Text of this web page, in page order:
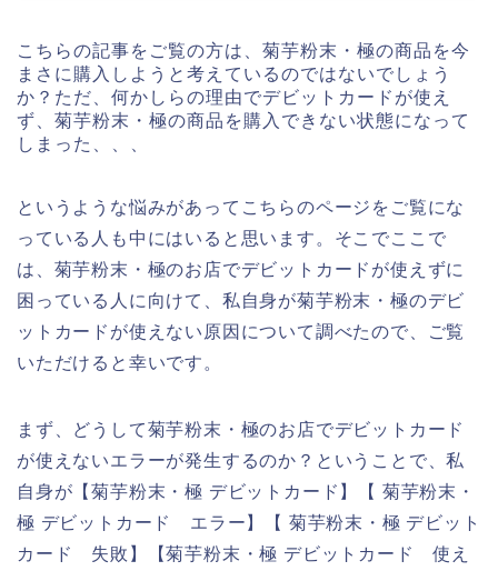
こちらの記事をご覧の方は、菊芋粉末・極の商品を今
まさに購入しようと考えているのではないでしょう
か？ただ、何かしらの理由でデビットカードが使え
ず、菊芋粉末・極の商品を購入できない状態になって
しまった、、、
というような悩みがあってこちらのページをご覧にな
っている人も中にはいると思います。そこでここで
は、菊芋粉末・極のお店でデビットカードが使えずに
困っている人に向けて、私自身が菊芋粉末・極のデビ
ットカードが使えない原因について調べたので、ご覧
いただけると幸いです。
まず、どうして菊芋粉末・極のお店でデビットカード
が使えないエラーが発生するのか？ということで、私
自身が【菊芋粉末・極 デビットカード】【 菊芋粉末・
極 デビットカード エラー】【 菊芋粉末・極 デビット
カード 失敗】【菊芋粉末・極 デビットカード 使え